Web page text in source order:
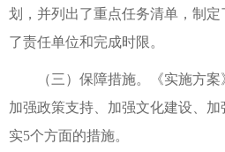
划，并列出了重点任务清单，制
了责任单位和完成时限。
（三）保障措施。《实施方案
加强政策支持、加强文化建设、
实5个方面的措施。